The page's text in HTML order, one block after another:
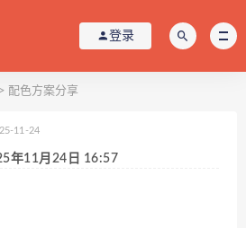
登录
> 配色方案分享
11-24
年11月24日 16:57